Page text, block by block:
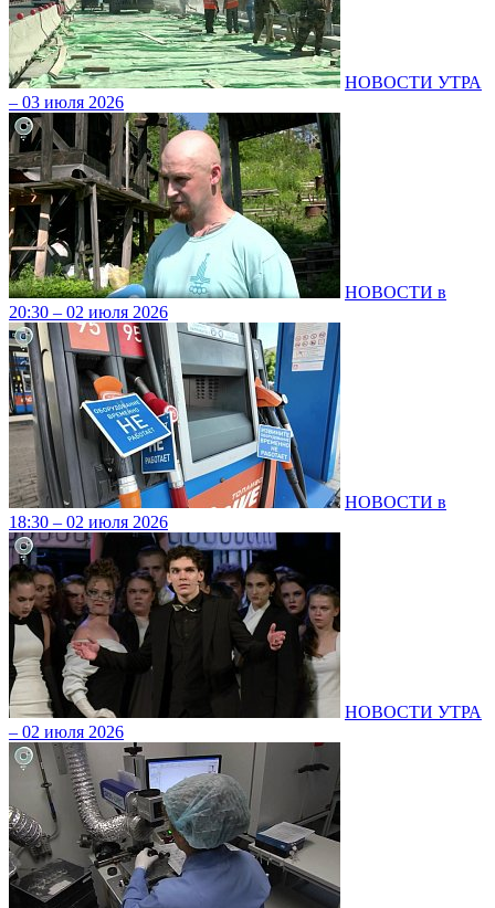
НОВОСТИ УТРА
– 03 июля 2026
НОВОСТИ в
20:30 – 02 июля 2026
НОВОСТИ в
18:30 – 02 июля 2026
НОВОСТИ УТРА
– 02 июля 2026